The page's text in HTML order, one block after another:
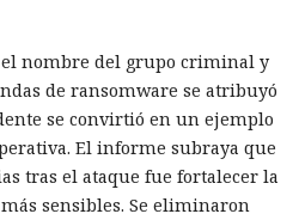
nombre del grupo criminal y
de ransomware se atribuyó
se convirtió en un ejemplo
El informe subraya que
tras el ataque fue fortalecer la
sensibles. Se eliminaron